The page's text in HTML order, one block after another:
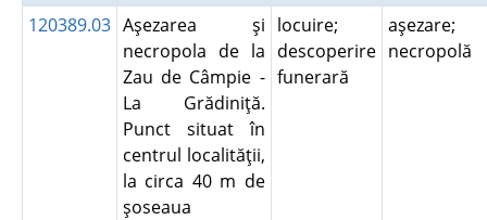
120389.03 Aşezarea şi
necropola de la
Zau de Câmpie -
La Grădiniţă.
Punct situat în
centrul localităţii,
la circa 40 m de
şoseaua
locuire;
descoperire
funerară
aşezare;
necropolă